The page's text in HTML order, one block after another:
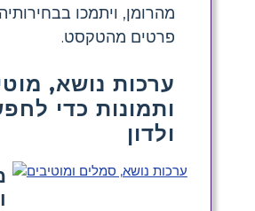
מהרומן, ויתמכו
פרטים מהטקסט.
ערכות נושא,
ותמונות כדי
ולדון